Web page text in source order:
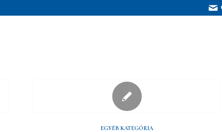
EGYÉB KATEGÓRIA